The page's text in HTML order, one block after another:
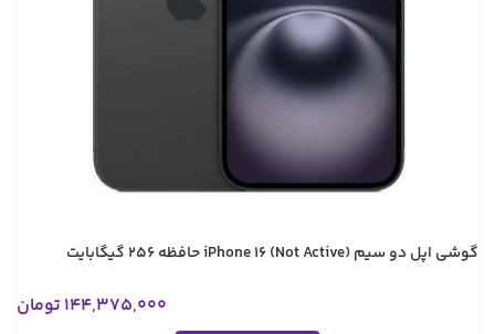
گوشی اپل دو سیم iPhone 16 (Not Active) حافظه 256 گیگابایت
144,375,000 تومان